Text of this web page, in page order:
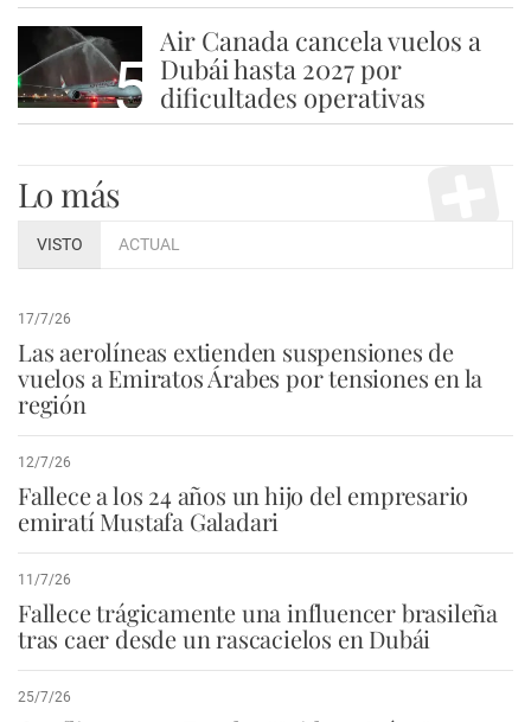
5
Air Canada cancela vuelos a
Dubái hasta 2027 por
dificultades operativas
Lo más
VISTO ACTUAL
17/7/26
Las aerolíneas extienden suspensiones de
vuelos a Emiratos Árabes por tensiones en la
región
12/7/26
Fallece a los 24 años un hijo del empresario
emiratí Mustafa Galadari
11/7/26
Fallece trágicamente una influencer brasileña
tras caer desde un rascacielos en Dubái
25/7/26